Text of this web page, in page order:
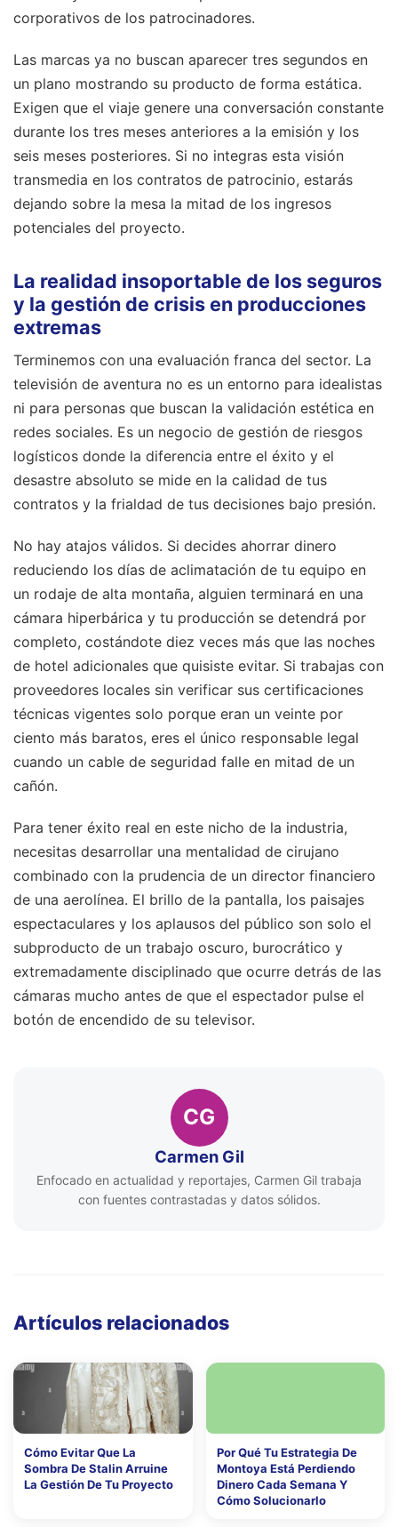
corporativos de los patrocinadores.
Las marcas ya no buscan aparecer tres segundos en
un plano mostrando su producto de forma estática.
Exigen que el viaje genere una conversación constante
durante los tres meses anteriores a la emisión y los
seis meses posteriores. Si no integras esta visión
transmedia en los contratos de patrocinio, estarás
dejando sobre la mesa la mitad de los ingresos
potenciales del proyecto.
La realidad insoportable de los seguros
y la gestión de crisis en producciones
extremas
Terminemos con una evaluación franca del sector. La
televisión de aventura no es un entorno para idealistas
ni para personas que buscan la validación estética en
redes sociales. Es un negocio de gestión de riesgos
logísticos donde la diferencia entre el éxito y el
desastre absoluto se mide en la calidad de tus
contratos y la frialdad de tus decisiones bajo presión.
No hay atajos válidos. Si decides ahorrar dinero
reduciendo los días de aclimatación de tu equipo en
un rodaje de alta montaña, alguien terminará en una
cámara hiperbárica y tu producción se detendrá por
completo, costándote diez veces más que las noches
de hotel adicionales que quisiste evitar. Si trabajas con
proveedores locales sin verificar sus certificaciones
técnicas vigentes solo porque eran un veinte por
ciento más baratos, eres el único responsable legal
cuando un cable de seguridad falle en mitad de un
cañón.
Para tener éxito real en este nicho de la industria,
necesitas desarrollar una mentalidad de cirujano
combinado con la prudencia de un director financiero
de una aerolínea. El brillo de la pantalla, los paisajes
espectaculares y los aplausos del público son solo el
subproducto de un trabajo oscuro, burocrático y
extremadamente disciplinado que ocurre detrás de las
cámaras mucho antes de que el espectador pulse el
botón de encendido de su televisor.
CG
Carmen Gil
Enfocado en actualidad y reportajes, Carmen Gil trabaja
con fuentes contrastadas y datos sólidos.
Artículos relacionados
Cómo Evitar Que La
Sombra De Stalin Arruine
La Gestión De Tu Proyecto
Por Qué Tu Estrategia De
Montoya Está Perdiendo
Dinero Cada Semana Y
Cómo Solucionarlo